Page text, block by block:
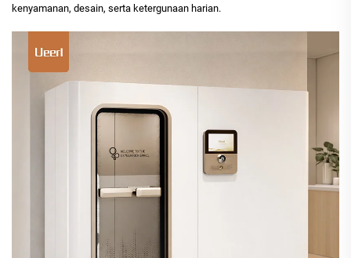
kenyamanan, desain, serta ketergunaan harian.